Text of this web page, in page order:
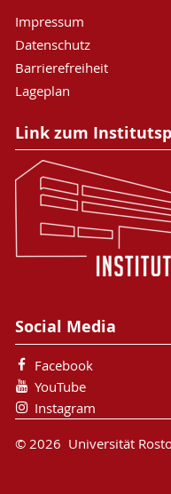
Impressum
Datenschutz
Barrierefreiheit
Lageplan
Link zum
Social Media
Facebook
YouTube
Instagram
© 2026 Universität